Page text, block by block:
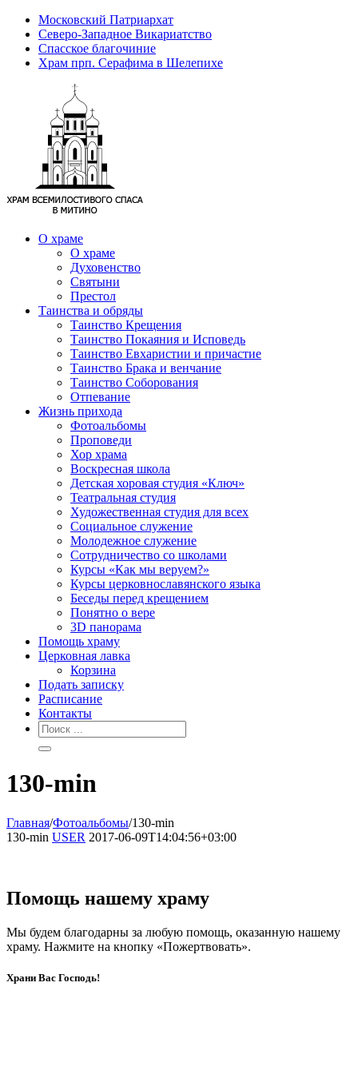
Московский Патриархат
Северо-Западное Викариатство
Спасское благочиние
Храм прп. Серафима в Шелепихе
О храме
О храме
Духовенство
Святыни
Престол
Таинства и обряды
Таинство Крещения
Таинство Покаяния и Исповедь
Таинство Евхаристии и причастие
Таинство Брака и венчание
Таинство Соборования
Отпевание
Жизнь прихода
Фотоальбомы
Проповеди
Хор храма
Воскресная школа
Детская хоровая студия «Ключ»
Театральная студия
Х​удожественная студия для всех
Социальное служение
Молодежное служение
Сотрудничество со школами
Курсы «Как мы веруем?»
Курсы церковнославянского языка
Беседы перед крещением
Понятно о вере
3D панорама
Помощь храму
Церковная лавка
Корзина
Подать записку
Расписание
Контакты
130-min
Главная/Фотоальбомы/130-min
130-min USER 2017-06-09T14:04:56+03:00
Помощь нашему храму
Мы будем благодарны за любую помощь, оказанную нашему
храму. Нажмите на кнопку «Пожертвовать».
Храни Вас Господь!